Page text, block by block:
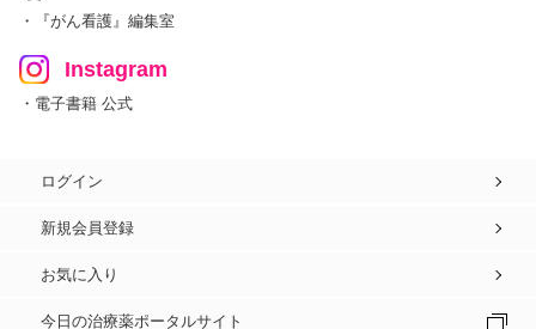
・『がん看護』編集室
Instagram
・電子書籍 公式
ログイン
新規会員登録
お気に入り
今日の治療薬ポータルサイト